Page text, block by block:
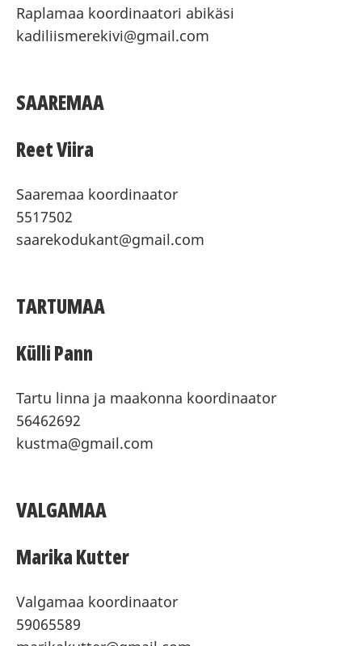
Raplamaa koordinaatori abikäsi
kadiliismerekivi@gmail.com
SAAREMAA
Reet Viira
Saaremaa koordinaator
5517502
saarekodukant@gmail.com
TARTUMAA
Külli Pann
Tartu linna ja maakonna koordinaator
56462692
kustma@gmail.com
VALGAMAA
Marika Kutter
Valgamaa koordinaator
59065589